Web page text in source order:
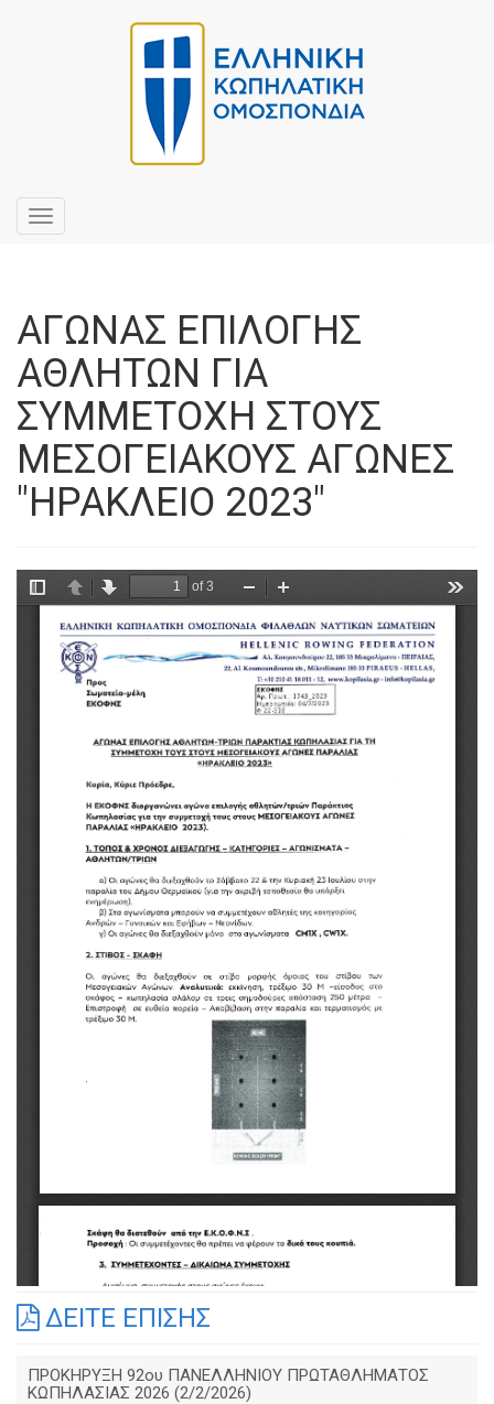
Toggle
navigation
ΑΓΩΝΑΣ ΕΠΙΛΟΓΗΣ
ΑΘΛΗΤΩΝ ΓΙΑ
ΣΥΜΜΕΤΟΧΗ ΣΤΟΥΣ
ΜΕΣΟΓΕΙΑΚΟΥΣ ΑΓΩΝΕΣ
"ΗΡΑΚΛΕΙΟ 2023"
ΔΕΙΤΕ ΕΠΙΣΗΣ
ΠΡΟΚΗΡΥΞΗ 92ου ΠΑΝΕΛΛΗΝΙΟΥ ΠΡΩΤΑΘΛΗΜΑΤΟΣ
ΚΩΠΗΛΑΣΙΑΣ 2026 (2/2/2026)